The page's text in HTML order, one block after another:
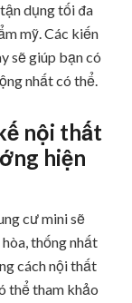
dụng tối đa
mỹ. Các kiến
sẽ giúp bạn có
nhất có thể.
nội thất
hiện
cư mini sẽ
thống nhất
cách nội thất
thể tham khảo